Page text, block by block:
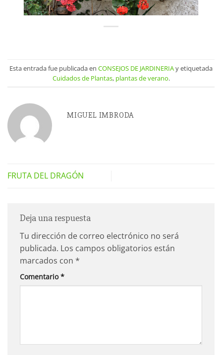
Esta entrada fue publicada en CONSEJOS DE JARDINERIAy etiquetada
Cuidados de Plantas, plantas de verano.
MIGUEL IMBRODA
FRUTA DEL DRAGÓN
Deja una respuesta
Tu dirección de correo electrónico no será
publicada. Los campos obligatorios están
marcados con *
Comentario*